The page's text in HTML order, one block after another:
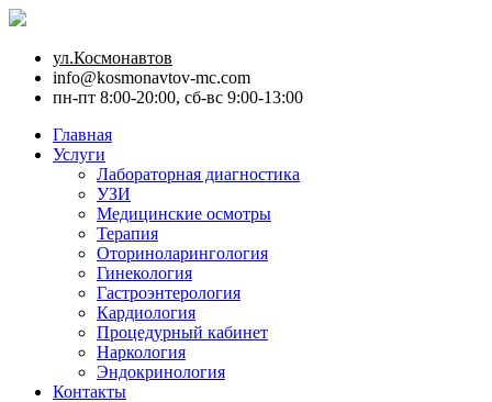
ул.Космонавтов
info@kosmonavtov-mc.com
пн-пт 8:00-20:00, сб-вс 9:00-13:00
Главная
Услуги
Лабораторная диагностика
УЗИ
Медицинские осмотры
Терапия
Оториноларингология
Гинекология
Гастроэнтерология
Кардиология
Процедурный кабинет
Наркология
Эндокринология
Контакты